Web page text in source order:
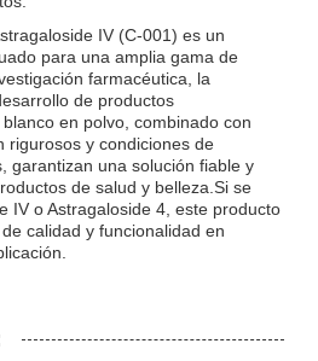
IV (C-001) es un
para una amplia gama de
farmacéutica, la
de productos
en polvo, combinado con
rigurosos y condiciones de
garantizan una solución fiable y
de salud y belleza.Si se
IV o Astragaloside 4, este producto
calidad y funcionalidad en